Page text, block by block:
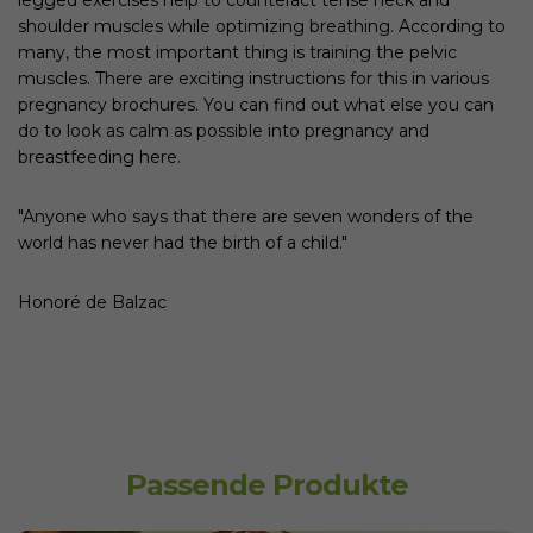
shoulder muscles while optimizing breathing. According to
many, the most important thing is training the pelvic
muscles. There are exciting instructions for this in various
pregnancy brochures. You can find out what else you can
do to look as calm as possible into pregnancy and
breastfeeding here.
"Anyone who says that there are seven wonders of the
world has never had the birth of a child."
Honoré de Balzac
Passende Produkte